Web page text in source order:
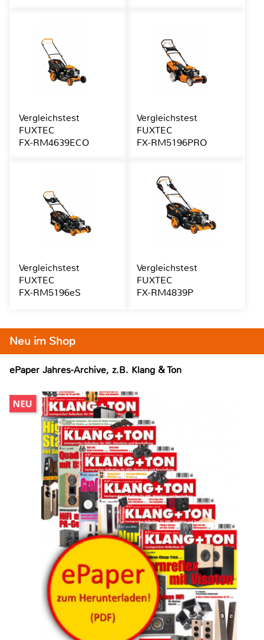
Neu im Shop
ePaper Jahres-Archive, z.B. Klang & Ton
Vergleichstest
FUXTEC
FX-RM4639ECO
Vergleichstest
FUXTEC
FX-RM5196PRO
Vergleichstest
FUXTEC
FX-RM5196eS
Vergleichstest
FUXTEC
FX-RM4839P